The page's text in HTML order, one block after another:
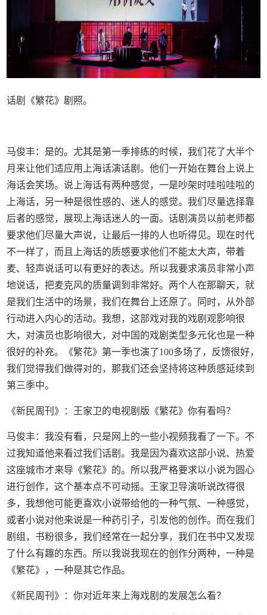
话剧《繁花》剧照。
马俊丰：是的。尤其是第一季排练的时候，我们花了大半个
月来让他们适应用上海话演话剧。他们一开始在舞台上说上
海话会笑场。说上海话有两种感觉，一是吵架时哇啦哇啦的
上海话，另一种是很性感的、迷人的感觉。我们尽量选择靠
后者的感觉，展现上海话迷人的一面。话剧演员以前老师都
要求他们尽量大声说，让最后一排的人也听得见。现在时代
不一样了，而且上海话的质感要求他们不能太大声，带着
麦、轻声说话可以有更好的表达。所以我要求演员非常小声
地说话，把麦克风的质量调到非常好。两个人在那聊天，就
是我们生活中的场景，我们在舞台上还原了。同时，从外部
行动进入内心的活动。我想，这部戏对我的戏剧观影响很
大，对演员也影响很大，对中国的戏剧类型多元化也是一种
很好的补充。《繁花》第一季也演了100多场了，反馈很好，
我们觉得我们做得对的，那我们还会坚持将这种质感延续到
第三季中。
《新民周刊》：王家卫的电视剧版《繁花》你有看吗？
马俊丰：我没有看，只是网上的一些小视频我看了一下。不
过我知道他来看过我们话剧。我是因为喜欢这部小说、热爱
这座城市才来导《繁花》的。所以我严格要求以小说为圆心
进行创作，这个基本点不可动摇。王家卫导演听说改得很
多，我想他可能更喜欢小说带给他的一种气氛、一种感觉，
或者小说对他来说是一种药引子，引发他的创作。而在我们
剧组，书粉很多，我们经常在一起分享，我们在书中又发现
了什么有趣的东西。所以我说我现在的创作分两种，一种是
《繁花》，一种是其它作品。
《新民周刊》：你对近年来上海戏剧的发展怎么看？